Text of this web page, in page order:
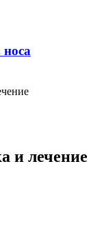
и лечение